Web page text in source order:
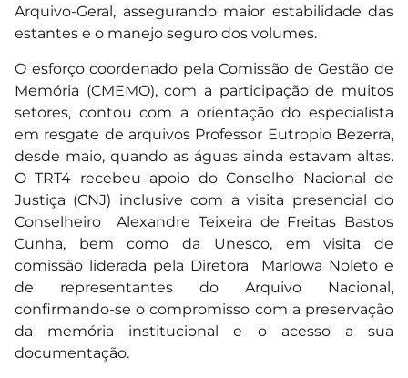
Arquivo-Geral, assegurando maior estabilidade das
estantes e o manejo seguro dos volumes.
O esforço coordenado pela Comissão de Gestão de
Memória (CMEMO), com a participação de muitos
setores, contou com a orientação do especialista
em resgate de arquivos Professor Eutropio Bezerra,
desde maio, quando as águas ainda estavam altas.
O TRT4 recebeu apoio do Conselho Nacional de
Justiça (CNJ) inclusive com a visita presencial do
Conselheiro Alexandre Teixeira de Freitas Bastos
Cunha, bem como da Unesco, em visita de
comissão liderada pela Diretora Marlowa Noleto e
de representantes do Arquivo Nacional,
confirmando-se o compromisso com a preservação
da memória institucional e o acesso a sua
documentação.